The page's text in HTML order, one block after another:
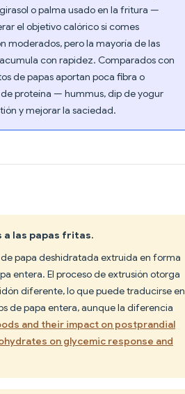
o palma usado en la fritura —
el objetivo calórico si comes
moderados, pero la mayoría de las
con rapidez. Comparados con
de papas aportan poca fibra o
proteína — hummus, dip de yogur
y mejorar la saciedad.
a las papas fritas.
papa deshidratada extruida en forma
entera. El proceso de extrusión otorga
diferente, lo que puede traducirse en
de papa entera, aunque la diferencia
and their impact on postprandial
on glycemic response and